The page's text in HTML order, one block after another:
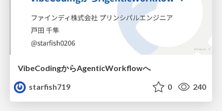
VibeCodingからAgenticWorkflowへ
starfish719
0 240